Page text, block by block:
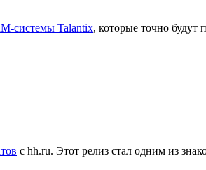
системы Talantix, которые точно
с hh.ru. Этот релиз стал одним из